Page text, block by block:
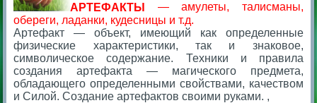
АРТЕФАКТЫ — амулеты, талисманы,
обереги, ладанки, кудесницы и т.д.
Артефакт — объект, имеющий как определенные
физические характеристики, так и знаковое,
символическое содержание. Техники и правила
создания артефакта — магического предмета,
обладающего определенными свойствами, качеством
и Силой. Создание артефактов своими руками. ,